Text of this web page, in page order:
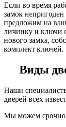
Если во время
замок
предложим на
личинку и ключи
нового замка,
комплект ключей.
Виды
Наши
дверей всех
Мы можем срочно